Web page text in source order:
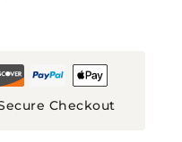
Checkout